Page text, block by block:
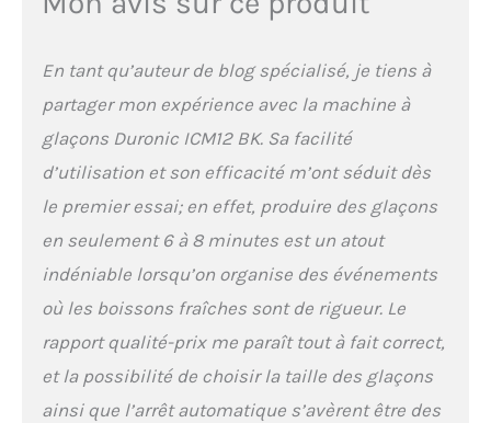
nettoyage intégrée assure
des glaçons cristallins
sans odeur. Le système de
drainage simplifié évite
toute installation de
rapide.
2 Tailles de
Glaçons en Forme de Balle
: Permet de réaliser des
glaçons en forme de balle
en deux tailles différentes.
parfaits pour garder les
fruits de mer et la bière au
sont idéaux pour les
boissons et assurent un
En tant qu’auteur de blog spécialisé, je tiens à
partager mon expérience avec la machine à
glaçons Duronic ICM12 BK. Sa facilité
d’utilisation et son efficacité m’ont séduit dès
le premier essai; en effet, produire des glaçons
en seulement 6 à 8 minutes est un atout
indéniable lorsqu’on organise des événements
où les boissons fraîches sont de rigueur. Le
rapport qualité-prix me paraît tout à fait correct,
et la possibilité de choisir la taille des glaçons
ainsi que l’arrêt automatique s’avèrent être des